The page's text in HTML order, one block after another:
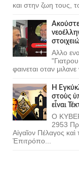
και στην ζωη τους,
Ακούστε
Αλλο
φαινεται οταν μιλανε
Ἡ
στοὺς
εἶναι
Ο
2953
Αἰγαῖον Πέλαγος
Ἐπιτρόπο...